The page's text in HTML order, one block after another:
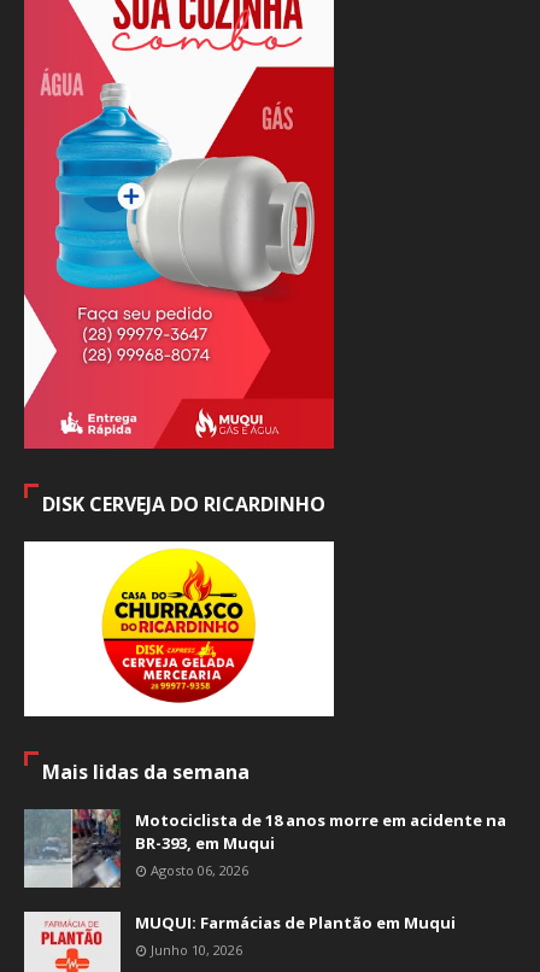
DISK CERVEJA DO RICARDINHO
Mais lidas da semana
Motociclista de 18 anos morre em acidente na
BR-393, em Muqui
Agosto 06, 2026
MUQUI: Farmácias de Plantão em Muqui
Junho 10, 2026